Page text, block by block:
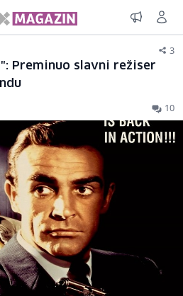
3
Preminuo slavni režiser
10